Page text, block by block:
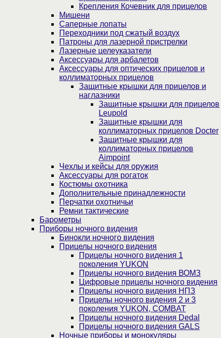
Крепления Кочевник для прицелов
Мишени
Саперные лопаты
Переходники под сжатый воздух
Патроны для лазерной пристрелки
Лазерные целеуказатели
Аксессуары для арбалетов
Аксессуары для оптических прицелов и
коллиматорных прицелов
Защитные крышки для прицелов и
наглазники
Защитные крышки для прицелов
Leupold
Защитные крышки для
коллиматорных прицелов Docter
Защитные крышки для
коллиматорных прицелов
Aimpoint
Чехлы и кейсы для оружия
Аксессуары для рогаток
Костюмы охотника
Дополнительные принадлежности
Перчатки охотничьи
Ремни тактические
Барометры
Приборы ночного видения
Бинокли ночного видения
Прицелы ночного видения
Прицелы ночного видения 1
поколения YUKON
Прицелы ночного видения ВОМЗ
Цифровые прицелы ночного видения
Прицелы ночного видения НПЗ
Прицелы ночного видения 2 и 3
поколения YUKON, COMBAT
Прицелы ночного видения Dedal
Прицелы ночного видения GALS
Ночные приборы и монокуляры